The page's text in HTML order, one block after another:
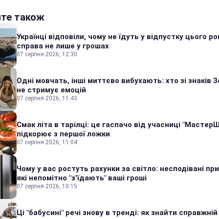
також
Українці відповіли, чому не їдуть у відпустку цього
справа не лише у грошах
07 серпня 2026, 12:30
Одні мовчать, інші миттєво вибухають: хто зі знаків
не стримує емоцій
07 серпня 2026, 11:43
Смак літа в тарілці: це гаспачо від учасниці
підкорює з першої ложки
07 серпня 2026, 11:04
Чому у вас ростуть рахунки за світло: несподівані
які непомітно "з'їдають" ваші гроші
07 серпня 2026, 10:15
Ці "бабусині" речі знову в тренді: як знайти справжній